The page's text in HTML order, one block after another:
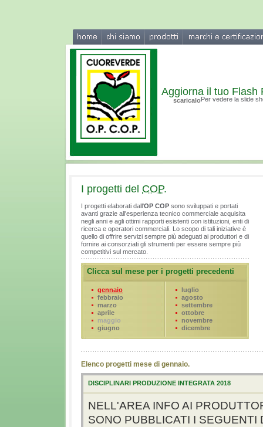
Aggiorna il tuo Flash
Per vedere la slide
scaricalo
I progetti del COP.
I progetti elaborati dall'OP COP sono sviluppati e portati
avanti grazie all'esperienza tecnico commerciale acquisita
negli anni e agli ottimi rapporti esistenti con istituzioni, enti di
ricerca e operatori commerciali. Lo scopo di tali iniziative è
quello di offrire servizi sempre più adeguati ai produttori e di
fornire ai consorziati gli strumenti per essere sempre più
competitivi sul mercato.
Clicca sul mese per i progetti precedenti
gennaio
febbraio
marzo
aprile
maggio
giugno
luglio
agosto
settembre
ottobre
novembre
dicembre
Elenco progetti mese di gennaio.
DISCIPLINARI PRODUZIONE INTEGRATA 2018
NELL'AREA INFO AI
SONO PUBBLICATI I SEGUENTI